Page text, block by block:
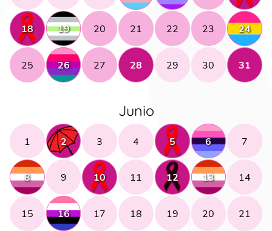
18 19 20 21 22 23 24
25 26 27 28 29 30 31
Junio
1 2 3 4 5 6 7
8 9 10 11 12 13 14
15 16 17 18 19 20 21